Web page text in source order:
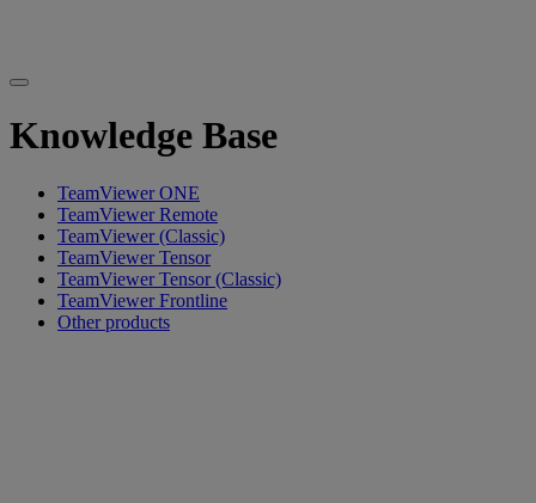
Knowledge Base
TeamViewer ONE
TeamViewer Remote
TeamViewer (Classic)
TeamViewer Tensor
TeamViewer Tensor (Classic)
TeamViewer Frontline
Other products